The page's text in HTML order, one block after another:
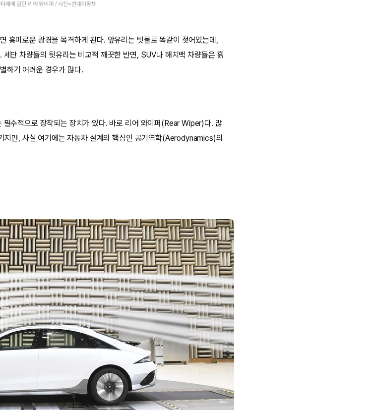
페에 달린 리어 와이퍼 / 사진=현대자동차
흥미로운 광경을 목격하게 된다. 앞유리는 빗물로 똑같이 젖어있는데,
단 차량들의 뒷유리는 비교적 깨끗한 반면, SUV나 해치백 차량들은 흙
하기 어려운 경우가 많다.
수적으로 장착되는 장치가 있다. 바로 리어 와이퍼(Rear Wiper)다. 많
지만, 사실 여기에는 자동차 설계의 핵심인 공기역학(Aerodynamics)의